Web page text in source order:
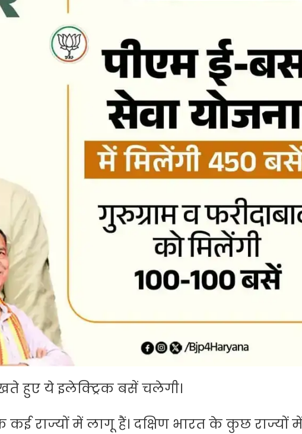
हुए ये इलेक्ट्रिक बसें चलेगी।
राज्यों में लागू हैं। दक्षिण भारत के कुछ राज्यों में